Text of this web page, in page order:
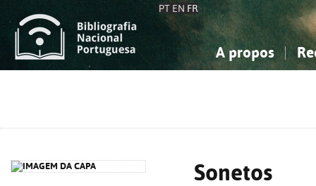
PT EN FR
A propos
Sonetos